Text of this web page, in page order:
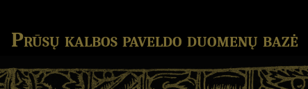
Prūsų kalbos paveldo duomenų bazė